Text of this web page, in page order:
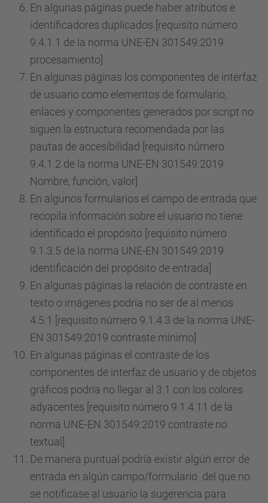
En algunas páginas puede haber atributos e
identificadores duplicados [requisito número
9.4.1.1 de la norma UNE-EN 301549:2019
procesamiento]
En algunas páginas los componentes de interfaz
de usuario como elementos de formulario,
enlaces y componentes generados por script no
siguen la estructura recomendada por las
pautas de accesibilidad [requisito número
9.4.1.2 de la norma UNE-EN 301549:2019
Nombre, función, valor]
En algunos formularios el campo de entrada que
recopila información sobre el usuario no tiene
identificado el propósito [requisito número
9.1.3.5 de la norma UNE-EN 301549:2019
identificación del propósito de entrada]
En algunas páginas la relación de contraste en
texto o imágenes podría no ser de al menos
4.5:1 [requisito número 9.1.4.3 de la norma UNE-
EN 301549:2019 contraste mínimo]
En algunas páginas el contraste de los
componentes de interfaz de usuario y de objetos
gráficos podría no llegar al 3:1 con los colores
adyacentes [requisito número 9.1.4.11 de la
norma UNE-EN 301549:2019 contraste no
textual]
De manera puntual podría existir algún error de
entrada en algún campo/formulario del que no
se notificase al usuario la sugerencia para